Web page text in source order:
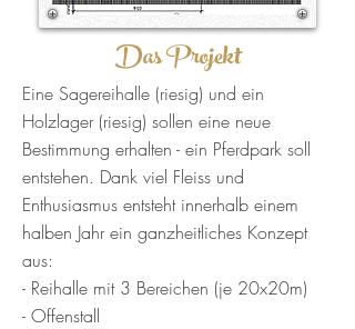
Das Projekt
Eine Sagereihalle (riesig) und ein
Holzlager (riesig) sollen eine neue
Bestimmung erhalten - ein Pferdpark soll
entstehen. Dank viel Fleiss und
Enthusiasmus entsteht innerhalb einem
halben Jahr ein ganzheitliches Konzept
aus:
- Reihalle mit 3 Bereichen (je 20x20m)
- Offenstall